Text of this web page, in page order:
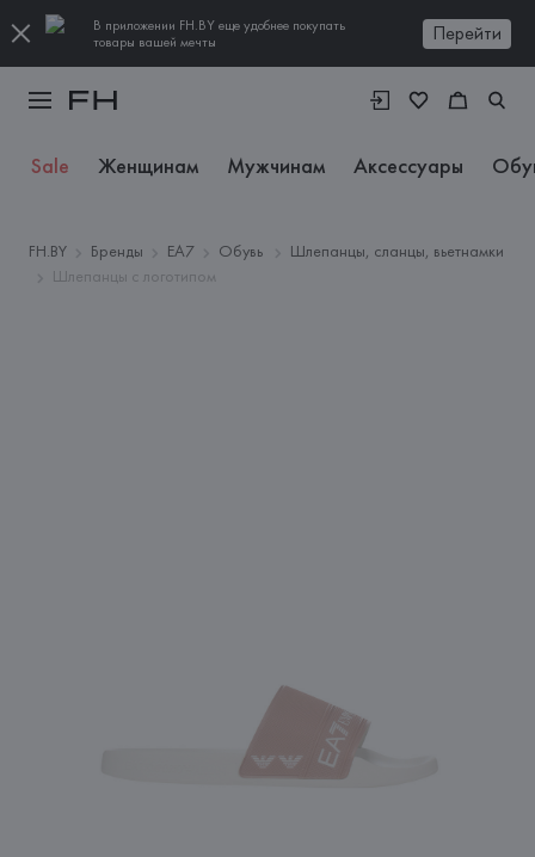
В приложении FH.BY еще удобнее покупать
товары вашей мечты
Перейти
Sale Женщинам Мужчинам Аксессуары
FH.BY Бренды EA7 Обувь
Шлепанцы, сланцы, вьетнамки
Шлепанцы с логотипом